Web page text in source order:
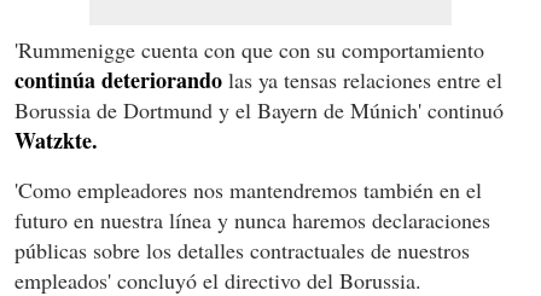
'Rummenigge cuenta con que con su comportamiento
continúa deteriorando las ya tensas relaciones entre el
Borussia de Dortmund y el Bayern de Múnich' continuó
Watzkte.
'Como empleadores nos mantendremos también en el
futuro en nuestra línea y nunca haremos declaraciones
públicas sobre los detalles contractuales de nuestros
empleados' concluyó el directivo del Borussia.